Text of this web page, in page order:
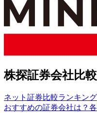
株探証券会社比較
ネット証券比較ランキング
おすすめの証券会社は？